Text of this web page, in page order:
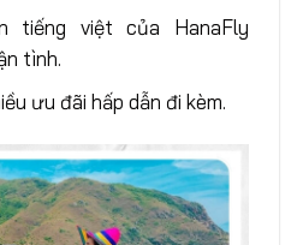
tiếng việt của HanaFly
tình.
ưu đãi hấp dẫn đi kèm.